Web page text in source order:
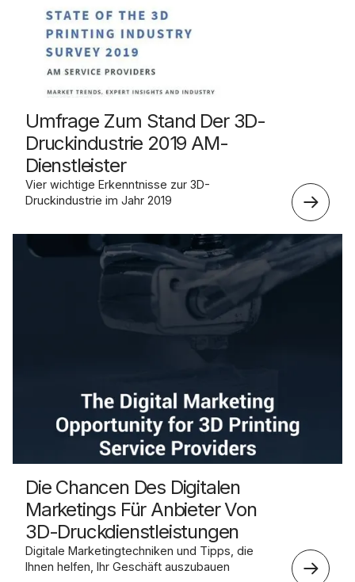
Umfrage Zum Stand Der 3D-
Druckindustrie 2019 AM-
Dienstleister
Vier wichtige Erkenntnisse zur 3D-
Druckindustrie im Jahr 2019
Die Chancen Des Digitalen
Marketings Für Anbieter Von
3D-Druckdienstleistungen
Digitale Marketingtechniken und Tipps, die
Ihnen helfen, Ihr Geschäft auszubauen